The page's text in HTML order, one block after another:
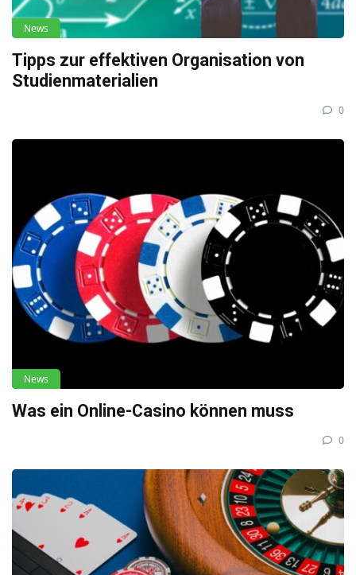
News
Tipps zur effektiven Organisation von
Studienmaterialien
0
News
Was ein Online-Casino können muss
0